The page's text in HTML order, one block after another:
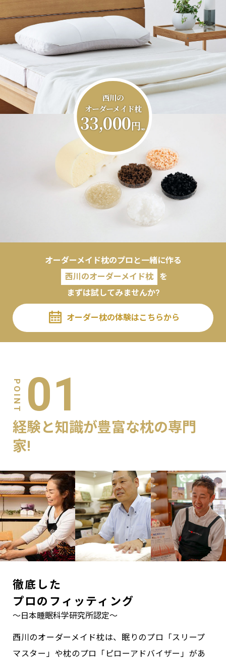
西川の
オーダーメイド枕
33,000円（税込）
オーダーメイド枕のプロと一緒に作る
西川のオーダーメイド枕
を
まずは試してみませんか?
オーダー枕の体験はこちらから
01
経験と知識が豊富な枕の専門
家!
徹底した
プロのフィッティング
～日本睡眠科学研究所認定～
西川のオーダーメイド枕は、眠りのプロ「スリープ
マスター」や枕のプロ「ピローアドバイザー」があ